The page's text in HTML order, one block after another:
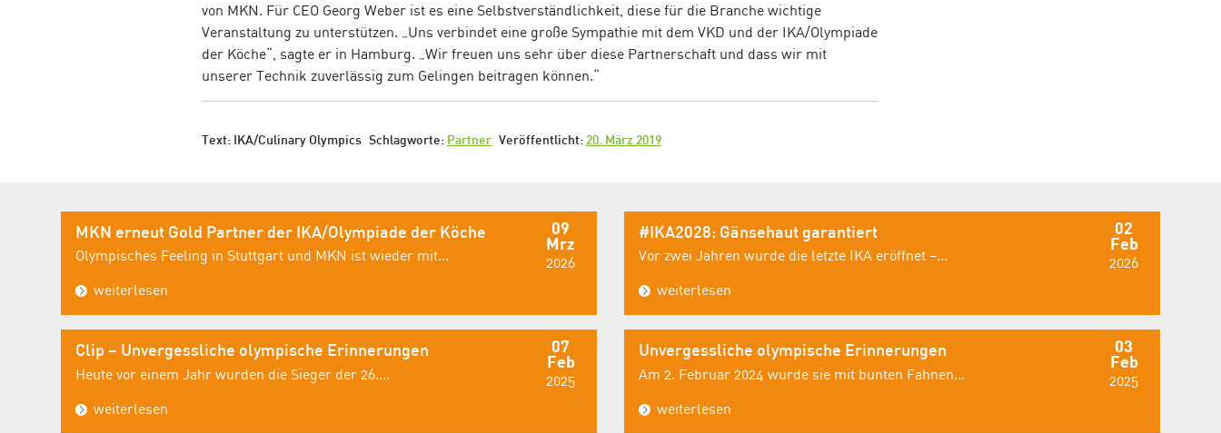
von MKN. Für CEO Georg Weber ist es eine Selbstverständlichkeit, diese für die Branche wichtige
Veranstaltung zu unterstützen. „Uns verbindet eine große Sympathie mit dem VKD und der IKA/Olympiade
der Köche“, sagte er in Hamburg. „Wir freuen uns sehr über diese Partnerschaft und dass wir mit
unserer Technik zuverlässig zum Gelingen beitragen können.“
Text: IKA/Culinary Olympics Schlagworte: Partner Veröffentlicht: 20. März 2019
09
Mrz
2026
MKN erneut Gold Partner der IKA/Olympiade der Köche
Olympisches Feeling in Stuttgart und MKN ist wieder mit...
weiterlesen
02
Feb
2026
#IKA2028: Gänsehaut garantiert
Vor zwei Jahren wurde die letzte IKA eröffnet –...
weiterlesen
07
Feb
2025
Clip – Unvergessliche olympische Erinnerungen
Heute vor einem Jahr wurden die Sieger der 26....
weiterlesen
03
Feb
2025
Unvergessliche olympische Erinnerungen
Am 2. Februar 2024 wurde sie mit bunten Fahnen...
weiterlesen